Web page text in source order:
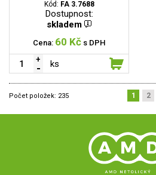
Kód: FA 3.7688
Dostupnost:
skladem
Cena: 60 Kč s DPH
ks
Počet položek: 235 1 2